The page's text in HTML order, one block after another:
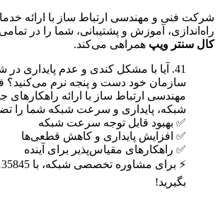
شرکت فنی و مهندسی ارتباط ساز با ارائه
راه‌اندازی، آموزش و پشتیبانی، شما را در
کال سنتر ویپ همراهی می‌کند.
41. آیا با مشکل کندی و عدم پایداری در
سازمان خود دست و پنجه نرم می‌کنید؟
مهندسی ارتباط ساز با ارائه راهکارهای
شبکه، پایداری و سرعت شبکه شما را
✅ بهبود قابل توجه سرعت شبکه
✅ افزایش پایداری و کاهش قطعی‌ها
✅ راهکارهای مقیاس‌پذیر برای آینده
بگیرید!